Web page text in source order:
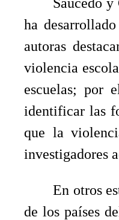
ha
autoras
violencia
escuelas; por
identificar las
que la
investigadores
En otros
de los países